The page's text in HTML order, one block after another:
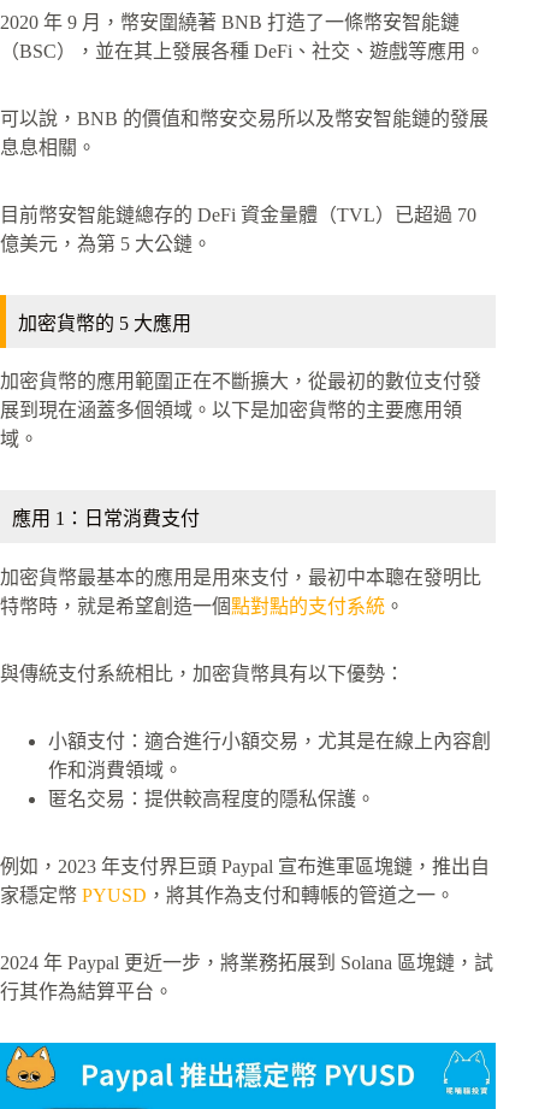
2020 年 9 月，幣安圍繞著 BNB 打造了一條幣安智能鏈
（BSC），並在其上發展各種 DeFi、社交、遊戲等應用。
可以說，BNB 的價值和幣安交易所以及幣安智能鏈的發展
息息相關。
目前幣安智能鏈總存的 DeFi 資金量體（TVL）已超過 70
億美元，為第 5 大公鏈。
加密貨幣的 5 大應用
加密貨幣的應用範圍正在不斷擴大，從最初的數位支付發
展到現在涵蓋多個領域。以下是加密貨幣的主要應用領
域。
應用 1：日常消費支付
加密貨幣最基本的應用是用來支付，最初中本聰在發明比
特幣時，就是希望創造一個點對點的支付系統 。
與傳統支付系統相比，加密貨幣具有以下優勢：
小額支付：適合進行小額交易，尤其是在線上內容創
作和消費領域。
匿名交易：提供較高程度的隱私保護。
例如，2023 年支付界巨頭 Paypal 宣布進軍區塊鏈，推出自
家穩定幣 PYUSD ，將其作為支付和轉帳的管道之一。
2024 年 Paypal 更近一步，將業務拓展到 Solana 區塊鏈，試
行其作為結算平台。